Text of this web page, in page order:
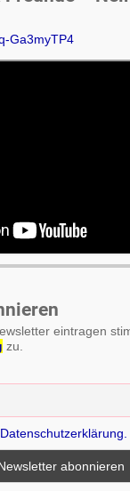
Ga3myTP4
eintragen
zu.